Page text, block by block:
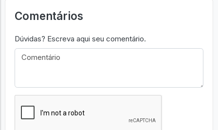
Comentários
Dúvidas? Escreva aqui seu comentário.